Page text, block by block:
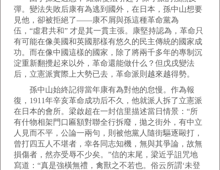
彈。變法失敗后康有為逃到國外，在日本，孫中山想要
見他，卻被拒絕了——康不屑與孫這種革命黨為
伍，“虛君共和” 才是其一貫主張。康堅持認為，革命只
有可能在像美國和英國那樣有悠久的民主傳統的國家成
功。而在像中國這樣的國家，除了將兩千多年的專制沉
淀重新翻攪起來以外，革命還能做什么？但戊戌變法
后，立憲派實際上大勢已去，革命派則越來越得勢。
孫中山始終記得當年康有為對他的怠慢。作為報
復，1911年辛亥革命成功后不久，他就派人拆了立憲派
在日本的會所。梁啟超在一封信里描述當日情景：“所
有什物相架門口匾額對聯全行拆廢，拋之街外，有中立
人見而不平，公論一兩句，則被他黨人隨街驅逐毆打，
曾打四五人不堪者，幸各同志知機，無與其爭論，故無
損傷者，然亦受辱不少矣。”信的末尾，梁近乎詛咒地
寫道：“真是強橫無禮，禽獸之不若也。俗云所謂‘未登